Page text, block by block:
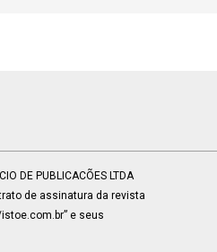
DE PUBLICACÕES LTDA
de assinatura da revista
e seus